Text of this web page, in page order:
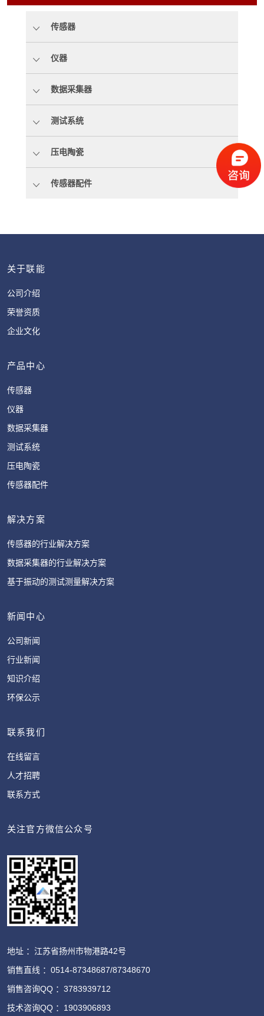
传感器
仪器
数据采集器
测试系统
压电陶瓷
传感器配件
关于联能
公司介绍
荣誉资质
企业文化
产品中心
传感器
仪器
数据采集器
测试系统
压电陶瓷
传感器配件
解决方案
传感器的行业解决方案
数据采集器的行业解决方案
基于振动的测试测量解决方案
新闻中心
公司新闻
行业新闻
知识介绍
环保公示
联系我们
在线留言
人才招聘
联系方式
关注官方微信公众号
地址 ：江苏省扬州市物港路42号
销售直线 ：0514-87348687/87348670
销售咨询QQ ：3783939712
技术咨询QQ ：1903906893